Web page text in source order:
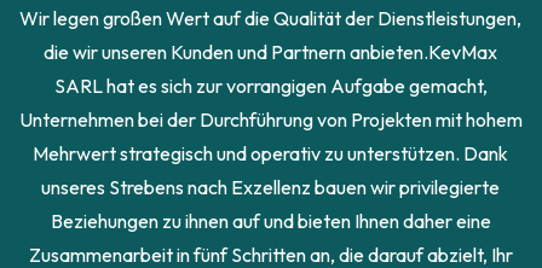
Wir legen großen Wert auf die Qualität der Dienstleistungen,
die wir unseren Kunden und Partnern anbieten.KevMax
SARL hat es sich zur vorrangigen Aufgabe gemacht,
Unternehmen bei der Durchführung von Projekten mit hohem
Mehrwert strategisch und operativ zu unterstützen. Dank
unseres Strebens nach Exzellenz bauen wir privilegierte
Beziehungen zu ihnen auf und bieten Ihnen daher eine
Zusammenarbeit in fünf Schritten an, die darauf abzielt, Ihr